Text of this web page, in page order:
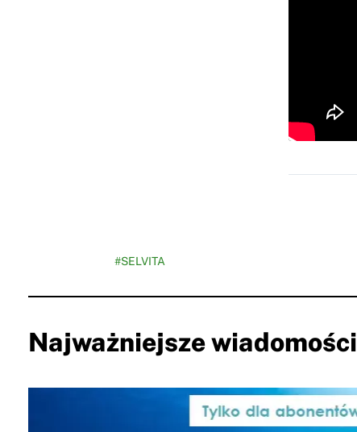
#SELVITA
Najważniejsze wiadomości